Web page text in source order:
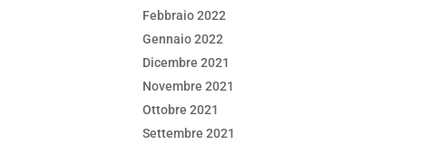
Febbraio 2022
Gennaio 2022
Dicembre 2021
Novembre 2021
Ottobre 2021
Settembre 2021